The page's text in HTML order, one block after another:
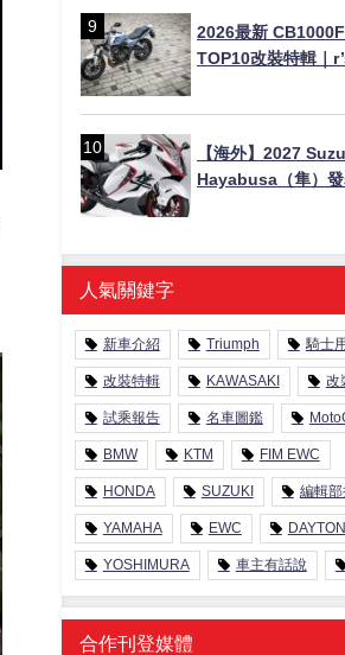
2026最新
TOP10改裝特輯｜
合金排氣管、
後避震、HONDA頭
【海外】2027
Hayabusa（隼）
Special Edition 特
新珍珠白塗裝與專
場
人氣關鍵字
新車介紹 Triumph 騎士
改裝特輯 KAWASAKI 改
試乘報告 名車圖鑑
BMW KTM FIM EWC
HONDA SUZUKI 編輯部
YAMAHA EWC
YOSHIMURA 車主有話說
合作刊登媒體